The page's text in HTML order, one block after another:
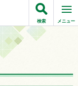
検索 メニュー